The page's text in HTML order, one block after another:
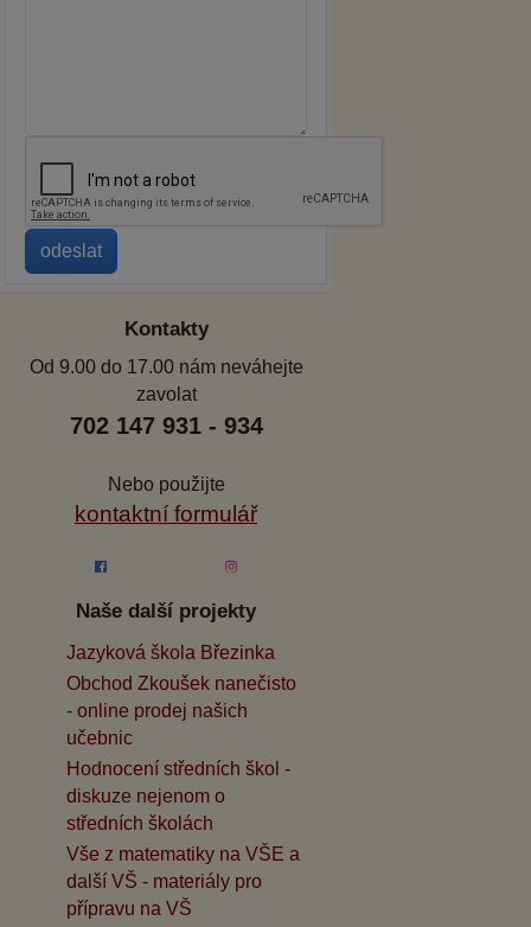
Kontakty
Od 9.00 do 17.00 nám neváhejte
zavolat
702 147 931 - 934
Nebo použijte
kontaktní formulář
Naše další projekty
Jazyková škola Březinka
Obchod Zkoušek nanečisto
- online prodej našich
učebnic
Hodnocení středních škol -
diskuze nejenom o
středních školách
Vše z matematiky na VŠE a
další VŠ - materiály pro
přípravu na VŠ